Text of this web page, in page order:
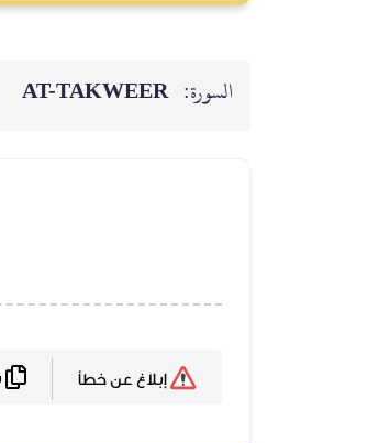
السورة: AT-TAKWEER